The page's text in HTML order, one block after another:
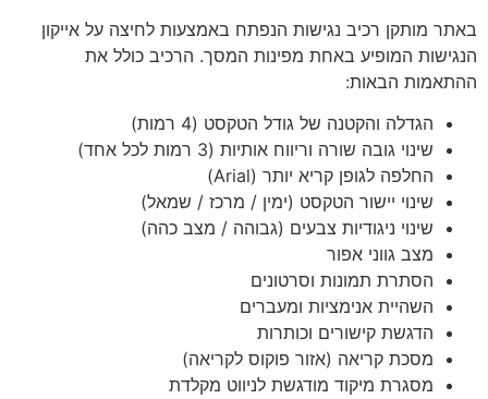
באתר מותקן רכיב נגישות הנפתח באמצעות לחיצה על אייקון
הנגישות המופיע באחת מפינות המסך. הרכיב כולל את
ההתאמות הבאות:
הגדלה והקטנה של גודל הטקסט (4 רמות)
שינוי גובה שורה וריווח אותיות (3 רמות לכל אחד)
החלפה לגופן קריא יותר (Arial)
שינוי יישור הטקסט (ימין / מרכז / שמאל)
שינוי ניגודיות צבעים (גבוהה / מצב כהה)
מצב גווני אפור
הסתרת תמונות וסרטונים
השהיית אנימציות ומעברים
הדגשת קישורים וכותרות
מסכת קריאה (אזור פוקוס לקריאה)
מסגרת מיקוד מודגשת לניווט מקלדת